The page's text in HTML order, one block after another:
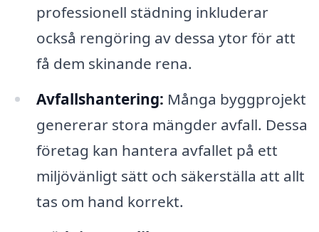
professionell städning inkluderar
också rengöring av dessa ytor för att
få dem skinande rena.
Avfallshantering: Många byggprojekt
genererar stora mängder avfall. Dessa
företag kan hantera avfallet på ett
miljövänligt sätt och säkerställa att allt
tas om hand korrekt.